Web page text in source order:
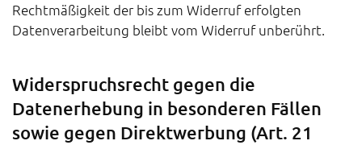
Rechtmäßigkeit der bis zum Widerruf erfolgten
Datenverarbeitung bleibt vom Widerruf unberührt.
Widerspruchsrecht gegen die
Datenerhebung in besonderen Fällen
sowie gegen Direktwerbung (Art. 21